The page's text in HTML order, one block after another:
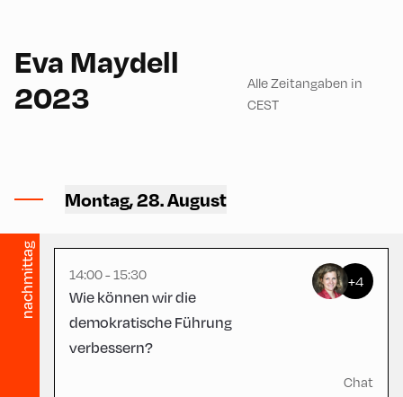
Eva Maydell
2023
Alle Zeitangaben in
CEST
Montag, 28. August
nachmittag
CCA – Hayek-Saal
14:00 - 15:30
Wie können wir die
demokratische Führung
verbessern?
+4
Chat